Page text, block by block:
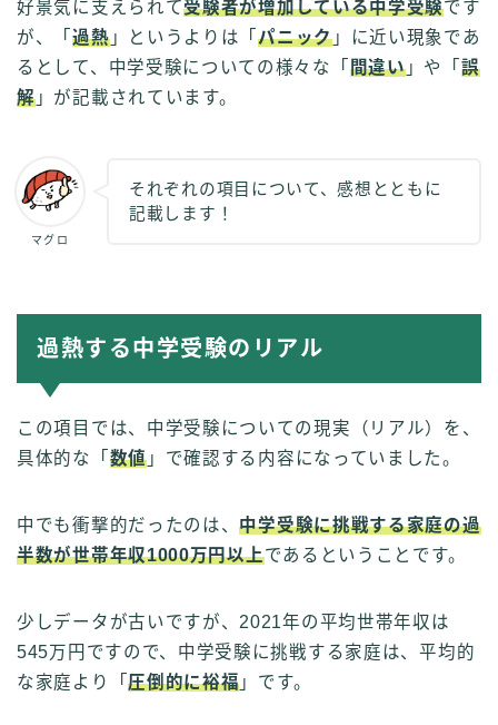
好景気に支えられて受験者が増加している中学受験です
が、「過熱」というよりは「パニック」に近い現象であ
るとして、中学受験についての様々な「 間違い」や「 誤
解」が記載されています。
マグロ
それぞれの項目について、感想とともに
記載します！
過熱する中学受験のリアル
この項目では、中学受験についての現実（リアル）を、
具体的な「 数値」で確認する内容になっていました。
中でも衝撃的だったのは、中学受験に挑戦する家庭の過
半数が世帯年収1000万円以上であるということです。
少しデータが古いですが、2021年の平均世帯年収は
545万円ですので、中学受験に挑戦する家庭は、平均的
な家庭より「圧倒的に裕福 」です。